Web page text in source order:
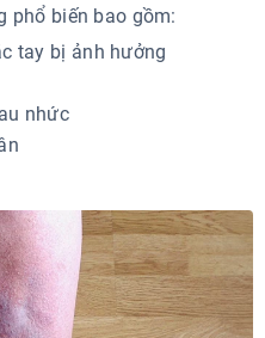
phổ biến bao gồm:
tay bị ảnh hưởng
nhức